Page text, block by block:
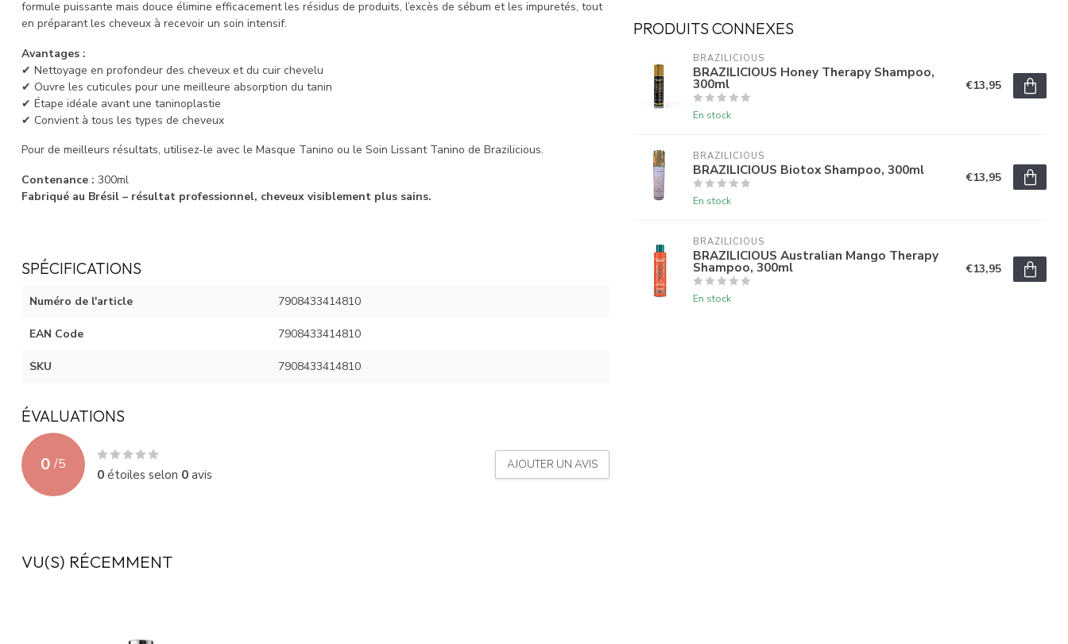
formule puissante mais douce élimine efficacement les résidus de produits, l’excès de sébum et les impuretés, tout
en préparant les cheveux à recevoir un soin intensif.
Avantages :
✔ Nettoyage en profondeur des cheveux et du cuir chevelu
✔ Ouvre les cuticules pour une meilleure absorption du tanin
✔ Étape idéale avant une taninoplastie
✔ Convient à tous les types de cheveux
Pour de meilleurs résultats, utilisez-le avec le Masque Tanino ou le Soin Lissant Tanino de Brazilicious.
Contenance : 300ml
Fabriqué au Brésil – résultat professionnel, cheveux visiblement plus sains.
SPÉCIFICATIONS
Numéro de l'article 7908433414810
EAN Code 7908433414810
SKU 7908433414810
ÉVALUATIONS
0 /5
0étoiles selon 0avis
AJOUTER UN AVIS
PRODUITS CONNEXES
BRAZILICIOUS
BRAZILICIOUS Honey Therapy Shampoo,
300ml
En stock
€13,95
BRAZILICIOUS
BRAZILICIOUS Biotox Shampoo, 300ml
En stock
€13,95
BRAZILICIOUS
BRAZILICIOUS Australian Mango Therapy
Shampoo, 300ml
En stock
€13,95
VU(S) RÉCEMMENT